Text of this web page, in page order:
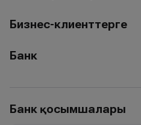
Бизнес-клиенттерге
Банк
Банк қосымшалары